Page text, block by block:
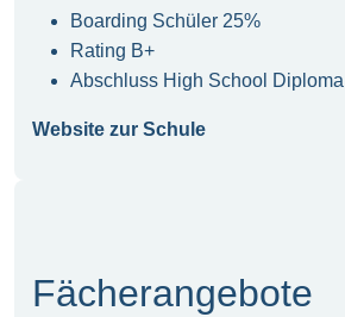
Boarding Schüler 25%
Rating B+
Abschluss High School Diploma
Website zur Schule
Fächerangebote